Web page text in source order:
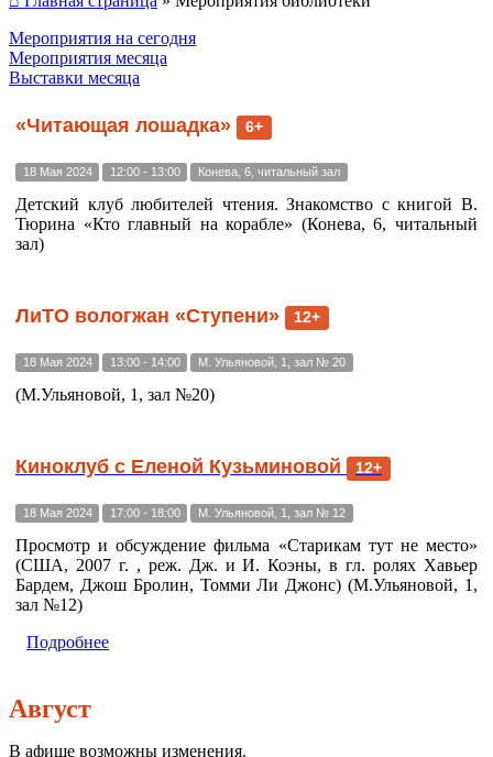
Мероприятия на сегодня
Мероприятия месяца
Выставки месяца
«Читающая лошадка» 6+
18 Мая 2024 12:00 - 13:00 Конева, 6, читальный зал
Детский клуб любителей чтения. Знакомство с книгой В.
Тюрина «Кто главный на корабле» (Конева, 6, читальный
зал)
ЛиТО вологжан «Ступени» 12+
18 Мая 2024 13:00 - 14:00 М. Ульяновой, 1, зал № 20
(М.Ульяновой, 1, зал №20)
Киноклуб с Еленой Кузьминовой 12+
18 Мая 2024 17:00 - 18:00 М. Ульяновой, 1, зал № 12
Просмотр и обсуждение фильма «Старикам тут не место»
(США, 2007 г. , реж. Дж. и И. Коэны, в гл. ролях Хавьер
Бардем, Джош Бролин, Томми Ли Джонс) (М.Ульяновой, 1,
зал №12)
Подробнее
Август
В афише возможны изменения.